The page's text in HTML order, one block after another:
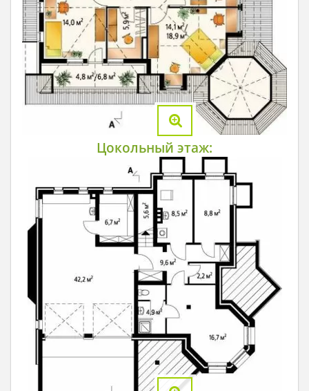
Цокольный этаж: